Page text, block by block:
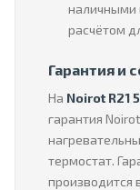
наличными
расчётом
Гарантия и
На Noirot R21
гарантия
термостат.
производится